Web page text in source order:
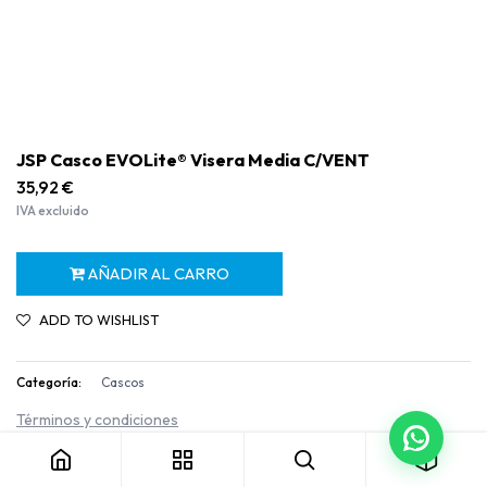
JSP Casco EVOLite® Visera Media C/VENT
35,92 €
IVA excluido
AÑADIR AL CARRO
ADD TO WISHLIST
Categoría: Cascos
Términos y condiciones
Envío: 2-3 días laborables